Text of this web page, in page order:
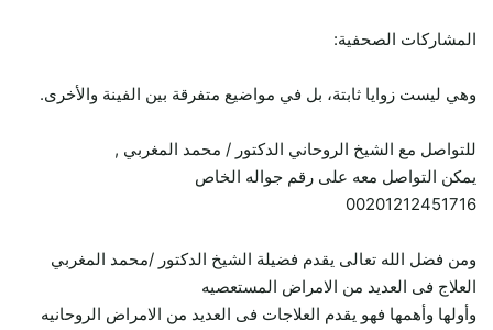
المشاركات الصحفية:
وهي ليست زوايا ثابتة، بل في مواضيع متفرقة بين الفينة والأخرى.
للتواصل مع الشيخ الروحاني الدكتور / محمد المغربي ,
يمكن التواصل معه على رقم جواله الخاص
00201212451716
ومن فضل الله تعالى يقدم فضيلة الشيخ الدكتور /محمد المغربي
العلاج فى العديد من الامراض المستعصيه
وأولها وأهمها فهو يقدم العلاجات فى العديد من الامراض الروحانيه